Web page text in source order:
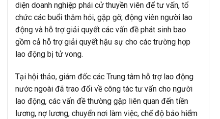
diện doanh nghiệp phái cử thuyền viên để tư vấn, tổ
chức các buổi thăm hỏi, gặp gỡ, động viên người lao
động và hỗ trợ giải quyết các vấn đề phát sinh bao
gồm cả hỗ trợ giải quyết hậu sự cho các trường hợp
lao động bị tử vong.
Tại hội thảo, giám đốc các Trung tâm hỗ trợ lao động
nước ngoài đã trao đổi về công tác tư vấn cho người
lao động, các vấn đề thường gặp liên quan đến tiền
lương, nợ lương, chuyển nơi làm việc, chế độ bảo hiểm